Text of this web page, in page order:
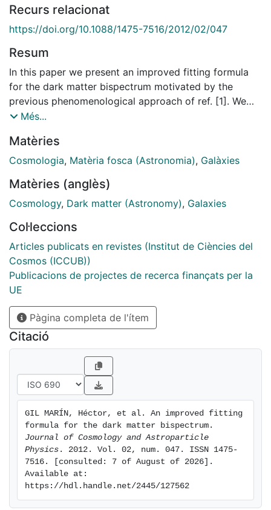
Recurs relacionat
https://doi.org/10.1088/1475-7516/2012/02/047
Resum
In this paper we present an improved fitting formula
for the dark matter bispectrum motivated by the
previous phenomenological approach of ref. [1]. We
use a set of LCDM simulations to calibrate the fitting
h/Mpc and in the redshift range of 0 ≤ z ≤ 1.5. This
new proposed fit describes well the BAO-features
between the simulations output and our analytic
prediction is typically less than 5% and in the worst
analytic fitting formula will be very useful in providing
reliable predictions for the non-linear dark matter
bispectrum for LCDM models.
Més...
Matèries
Cosmologia, Matèria fosca (Astronomia), Galàxies
Matèries (anglès)
Cosmology, Dark matter (Astronomy), Galaxies
Col·leccions
Articles publicats en revistes (Institut de Ciències del
Cosmos (ICCUB))
Publicacions de projectes de recerca finançats per la
UE
Pàgina completa de l'ítem
Citació
GIL MARÍN, Héctor, et al. An improved fitting
Journal of Cosmology and Astroparticle
Physics . 2012. Vol. 02, num. 047. ISSN 1475-
7516. [consulted: 7 of August of 2026].
Available at:
https://hdl.handle.net/2445/127562